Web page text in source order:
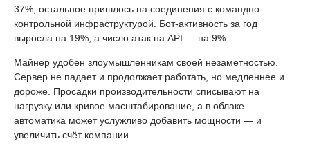
37%, остальное пришлось на соединения с командно-
контрольной инфраструктурой. Бот-активность за год
выросла на 19%, а число атак на API — на 9%.
Майнер удобен злоумышленникам своей незаметностью.
Сервер не падает и продолжает работать, но медленнее и
дороже. Просадки производительности списывают на
нагрузку или кривое масштабирование, а в облаке
автоматика может услужливо добавить мощности — и
увеличить счёт компании.